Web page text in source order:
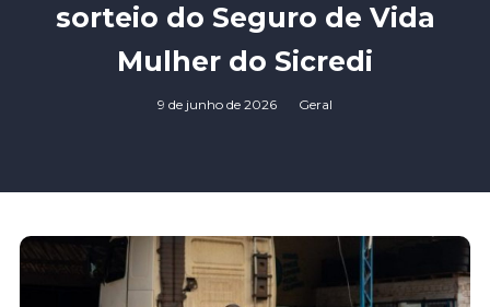
sorteio do Seguro de Vida
Mulher do Sicredi
9 de junho de 2026 Geral